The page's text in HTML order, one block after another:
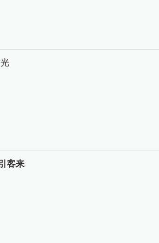
客来